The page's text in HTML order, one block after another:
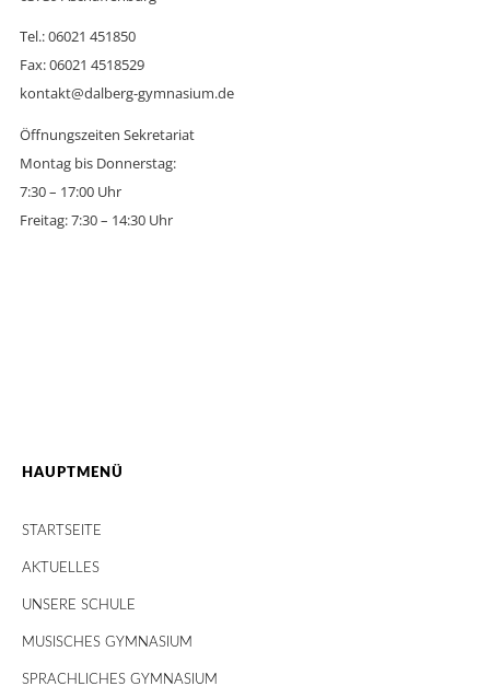
Tel.: 06021 451850
Fax: 06021 4518529
kontakt@dalberg-gymnasium.de
Öffnungszeiten Sekretariat
Montag bis Donnerstag:
7:30 – 17:00 Uhr
Freitag: 7:30 – 14:30 Uhr
HAUPTMENÜ
STARTSEITE
AKTUELLES
UNSERE SCHULE
MUSISCHES GYMNASIUM
SPRACHLICHES GYMNASIUM